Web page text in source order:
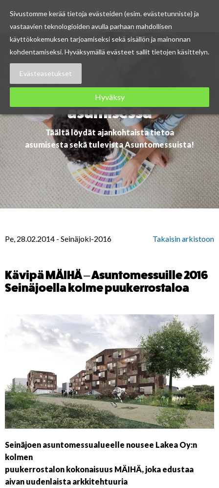
Skip
Ajankohtaista
asumisessa
Täältä löydät ajankohtaista tietoa
asumisesta sekä tulevista Asuntomessuista!
Pe, 28.02.2014 - Seinäjoki-2016 Takaisin arkistoon
Kävipä MÄIHÄ – Asuntomessuille 2016
Seinäjoella kolme puukerrostaloa
Seinäjoen asuntomessualueelle nousee Lakea Oy:n
kolmen
puukerrostalon kokonaisuus MÄIHÄ, joka edustaa
aivan uudenlaista arkkitehtuuria
Sivustomme kerää tietoja evästeiden (esim. evästetunniste) ja
vastaavien teknologioiden avulla parhaan mahdollisen
käyttökokemuksen tarjoamiseksi sekä sisällön ja mainonnan
kohdentamiseksi. Hyväksymällä evästeet sallit tietojen käsittelyn.
Evästeasetukset
Hyväksy